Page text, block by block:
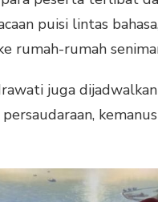
puisi lintas
rumah-rumah
juga